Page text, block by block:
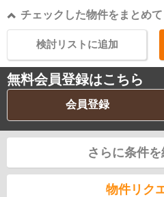
チェックした物件をまとめて
検討リストに追加
無料会員登録はこちら
会員登録
さらに条件
物件リク